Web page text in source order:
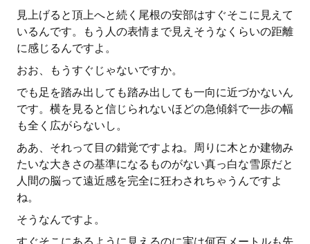
見上げると頂上へと続く尾根の安部はすぐそこに見えて
いるんです。もう人の表情まで見えそうなくらいの距離
に感じるんですよ。
おお、もうすぐじゃないですか。
でも足を踏み出しても踏み出しても一向に近づかないん
です。横を見ると信じられないほどの急傾斜で一歩の幅
も全く広がらないし。
ああ、それって目の錯覚ですよね。周りに木とか建物み
たいな大きさの基準になるものがない真っ白な雪原だと
人間の脳って遠近感を完全に狂わされちゃうんですよ
ね。
そうなんですよ。